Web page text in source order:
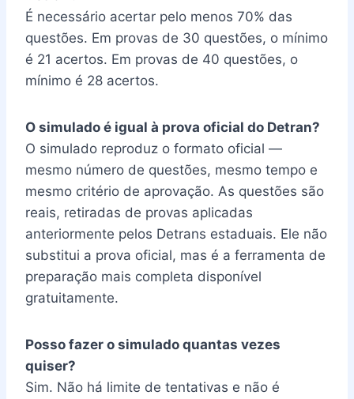
É necessário acertar pelo menos 70% das
questões. Em provas de 30 questões, o mínimo
é 21 acertos. Em provas de 40 questões, o
mínimo é 28 acertos.
O simulado é igual à prova oficial do Detran?
O simulado reproduz o formato oficial —
mesmo número de questões, mesmo tempo e
mesmo critério de aprovação. As questões são
reais, retiradas de provas aplicadas
anteriormente pelos Detrans estaduais. Ele não
substitui a prova oficial, mas é a ferramenta de
preparação mais completa disponível
gratuitamente.
Posso fazer o simulado quantas vezes
quiser?
Sim. Não há limite de tentativas e não é